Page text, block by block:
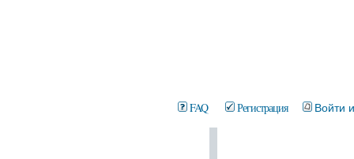
FAQ Регистрация Войти